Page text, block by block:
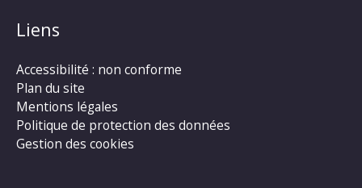
Liens
Accessibilité : non conforme
Plan du site
Mentions légales
Politique de protection des données
Gestion des cookies